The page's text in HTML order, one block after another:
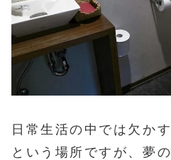
日常生活の中では欠か
という場所ですが、夢